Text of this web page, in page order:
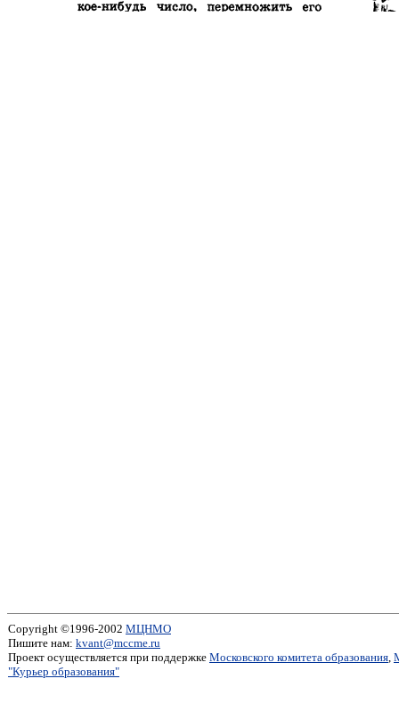
Copyright ©1996-2002 МЦНМО
Пишите нам: kvant@mccme.ru
Проект осуществляется при поддержке Московского комитета образования,
"Курьер образования"